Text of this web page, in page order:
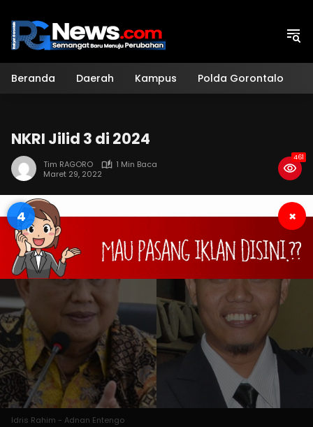
konten
Beranda Daerah Kampus Polda Gorontalo
NKRI Jilid 3 di 2024
Tim RAGORO
1 Min Baca
Maret 29, 2022
461
3 ×
Idris Rahim - Adnan Entengo